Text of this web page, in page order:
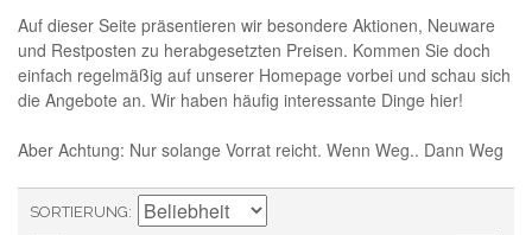
Auf dieser Seite präsentieren wir besondere Aktionen, Neuware
und Restposten zu herabgesetzten Preisen. Kommen Sie doch
einfach regelmäßig auf unserer Homepage vorbei und schau sich
die Angebote an. Wir haben häufig interessante Dinge hier!
Aber Achtung: Nur solange Vorrat reicht. Wenn Weg.. Dann Weg
SORTIERUNG